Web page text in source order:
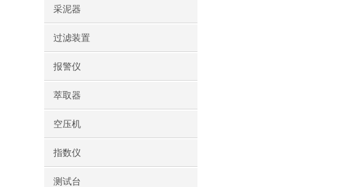
采泥器
过滤装置
报警仪
萃取器
空压机
指数仪
测试台